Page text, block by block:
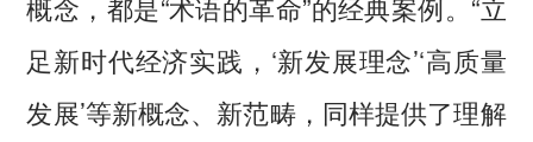
足新时代经济实践，‘新发展理念’‘高质量
发展’等新概念、新范畴，同样提供了理解